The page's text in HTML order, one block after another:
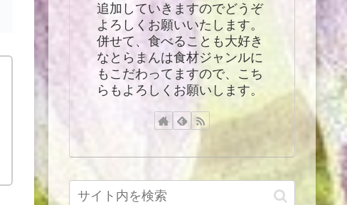
追加していきますのでどうぞ
よろしくお願いいたします。
併せて、食べることも大好き
なとらまんは食材ジャンルに
もこだわってますので、こち
らもよろしくお願いします。